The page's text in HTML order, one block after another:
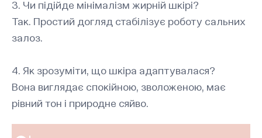
3. Чи підійде мінімалізм жирній шкірі?
Так. Простий догляд стабілізує роботу сальних
залоз.
4. Як зрозуміти, що шкіра адаптувалася?
Вона виглядає спокійною, зволоженою, має
рівний тон і природне сяйво.